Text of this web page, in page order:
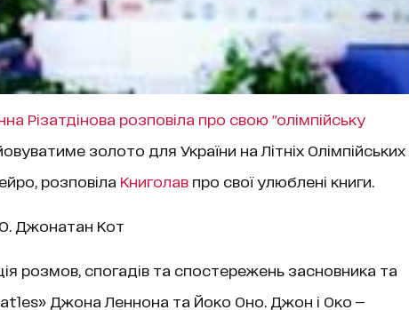
Різатдінова розповіла про свою "олімпійську
золото для України на Літніх Олімпійських
розповіла Книголавпро свої улюблені книги.
Джонатан Кот
розмов, спогадів та спостережень засновника та
Джона Леннона та Йоко Оно. Джон і Око —